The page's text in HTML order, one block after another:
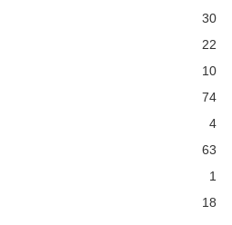
30
22
10
74
4
63
1
18